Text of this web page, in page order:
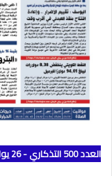
العدد 500 التذكاري - 26 يوليو 2026 - السنة الثالثة